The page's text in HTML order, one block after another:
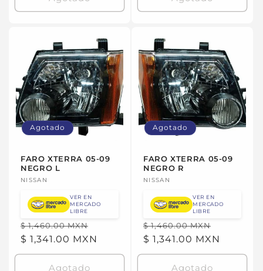
Agotado
FARO XTERRA 05-09
NEGRO L
Proveedor:
NISSAN
VER EN
MERCADO
LIBRE
Precio
habitual
$ 1,460.00 MXN
de
oferta
$ 1,341.00 MXN
Agotado
Agotado
FARO XTERRA 05-09
NEGRO R
Proveedor:
NISSAN
VER EN
MERCADO
LIBRE
Precio
habitual
$ 1,460.00 MXN
de
oferta
$ 1,341.00 MXN
Agotado